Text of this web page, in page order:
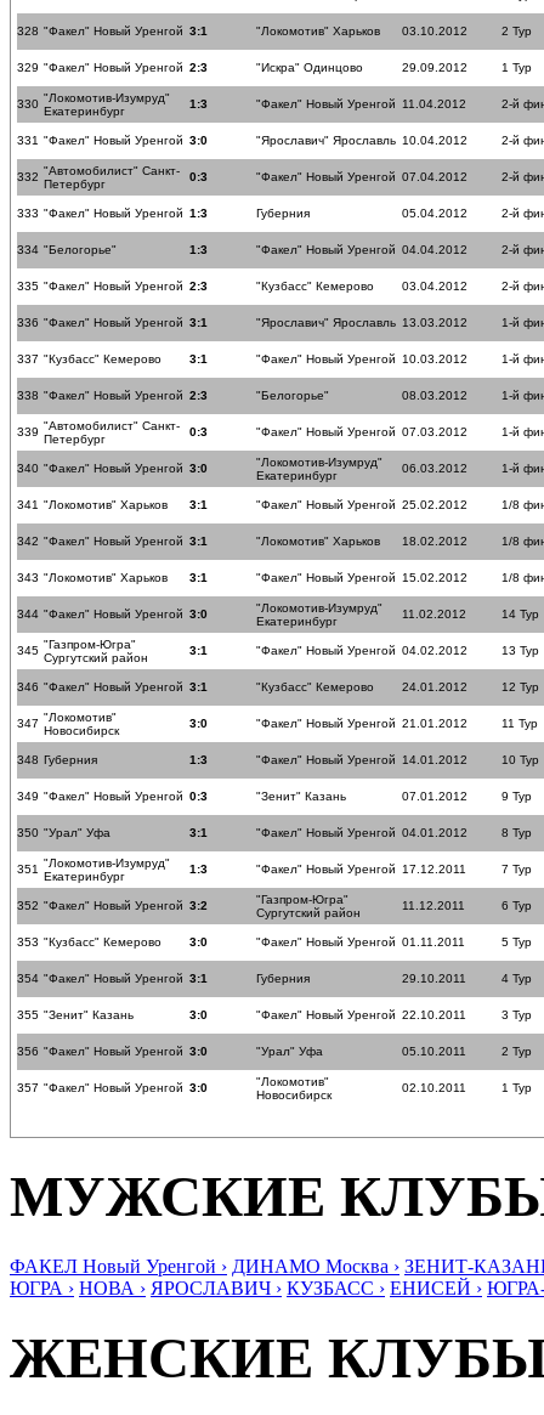
328 "Факел" Новый Уренгой 3:1 "Локомотив" Харьков 03.10.2012 2 Тур
329 "Факел" Новый Уренгой 2:3 "Искра" Одинцово 29.09.2012 1 Тур
330 "Локомотив-Изумруд"
Екатеринбург
1:3 "Факел" Новый Уренгой 11.04.2012 2-й
331 "Факел" Новый Уренгой 3:0 "Ярославич" Ярославль 10.04.2012 2-й
332 "Автомобилист" Санкт-
Петербург
0:3 "Факел" Новый Уренгой 07.04.2012 2-й
333 "Факел" Новый Уренгой 1:3 Губерния 05.04.2012 2-й
334 "Белогорье" 1:3 "Факел" Новый Уренгой 04.04.2012 2-й
335 "Факел" Новый Уренгой 2:3 "Кузбасс" Кемерово 03.04.2012 2-й
336 "Факел" Новый Уренгой 3:1 "Ярославич" Ярославль 13.03.2012 1-й
337 "Кузбасс" Кемерово 3:1 "Факел" Новый Уренгой 10.03.2012 1-й
338 "Факел" Новый Уренгой 2:3 "Белогорье" 08.03.2012 1-й
339 "Автомобилист" Санкт-
Петербург
0:3 "Факел" Новый Уренгой 07.03.2012 1-й
340 "Факел" Новый Уренгой 3:0
"Локомотив-Изумруд"
Екатеринбург
06.03.2012 1-й
341 "Локомотив" Харьков 3:1 "Факел" Новый Уренгой 25.02.2012 1/8
342 "Факел" Новый Уренгой 3:1 "Локомотив" Харьков 18.02.2012 1/8
343 "Локомотив" Харьков 3:1 "Факел" Новый Уренгой 15.02.2012 1/8
344 "Факел" Новый Уренгой 3:0
"Локомотив-Изумруд"
Екатеринбург
11.02.2012 14 Тур
345 "Газпром-Югра"
Сургутский район
3:1 "Факел" Новый Уренгой 04.02.2012 13 Тур
346 "Факел" Новый Уренгой 3:1 "Кузбасс" Кемерово 24.01.2012 12 Тур
347 "Локомотив"
Новосибирск
3:0 "Факел" Новый Уренгой 21.01.2012 11 Тур
348 Губерния 1:3 "Факел" Новый Уренгой 14.01.2012 10 Тур
349 "Факел" Новый Уренгой 0:3 "Зенит" Казань 07.01.2012 9 Тур
350 "Урал" Уфа 3:1 "Факел" Новый Уренгой 04.01.2012 8 Тур
351 "Локомотив-Изумруд"
Екатеринбург
1:3 "Факел" Новый Уренгой 17.12.2011 7 Тур
352 "Факел" Новый Уренгой 3:2
"Газпром-Югра"
Сургутский район
11.12.2011 6 Тур
353 "Кузбасс" Кемерово 3:0 "Факел" Новый Уренгой 01.11.2011 5 Тур
354 "Факел" Новый Уренгой 3:1 Губерния 29.10.2011 4 Тур
355 "Зенит" Казань 3:0 "Факел" Новый Уренгой 22.10.2011 3 Тур
356 "Факел" Новый Уренгой 3:0 "Урал" Уфа 05.10.2011 2 Тур
357 "Факел" Новый Уренгой 3:0
"Локомотив"
Новосибирск
02.10.2011 1 Тур
МУЖСКИЕ
ФАКЕЛ Новый Уренгой › ДИНАМО Москва › ЗЕНИТ-
ЮГРА › НОВА › ЯРОСЛАВИЧ › КУЗБАСС › ЕНИСЕЙ ›
ЖЕНСКИЕ